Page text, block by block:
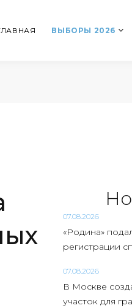
ВЫБОРЫ 2026
07.08.2026
«Родина»
регистрации
07.08.2026
В Москве
участок для